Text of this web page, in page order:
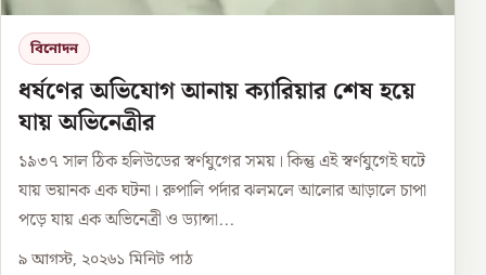
বিনোদন
ধর্ষণের অভিযোগ আনায় ক্যারিয়ার শেষ হয়ে
যায় অভিনেত্রীর
১৯৩৭ সাল ঠিক হলিউডের স্বর্ণযুগের সময়। কিন্তু এই স্বর্ণযুগেই ঘটে
যায় ভয়ানক এক ঘটনা। রুপালি পর্দার ঝলমলে আলোর আড়ালে চাপা
পড়ে যায় এক অভিনেত্রী ও ড্যান্সা...
৯ আগস্ট, ২০২৬১ মিনিট পাঠ